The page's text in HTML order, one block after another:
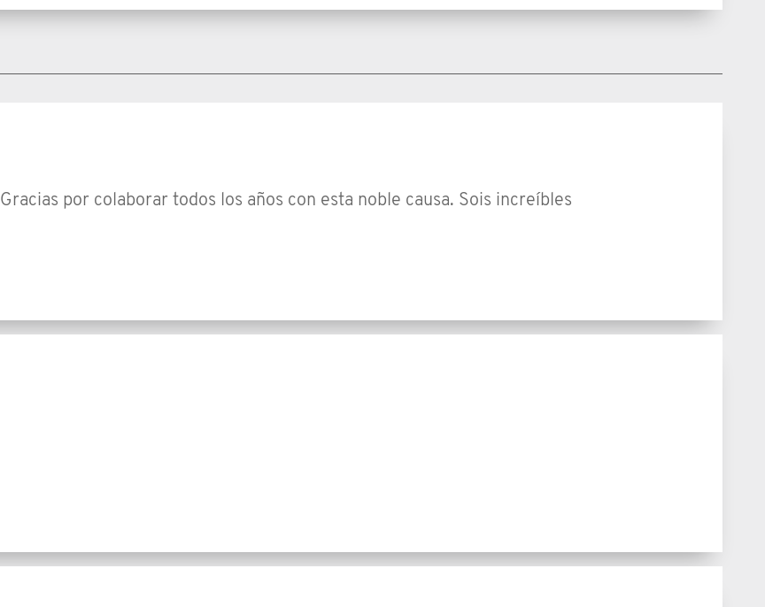
Gracias por colaborar todos los años con esta noble causa. Sois increíbles